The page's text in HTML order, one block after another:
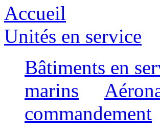
Accueil
Unités en service
Bâtiments en
marins
commandement